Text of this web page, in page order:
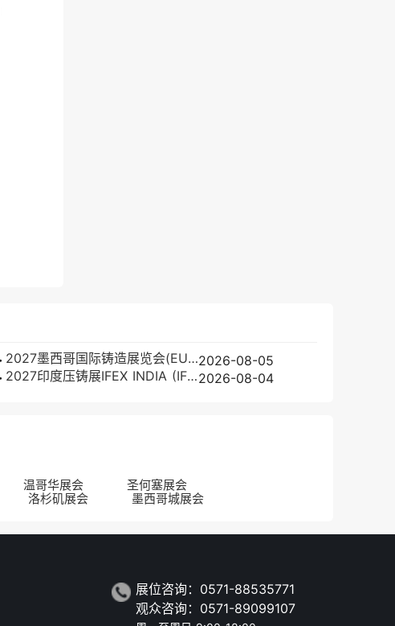
2027墨西哥国际铸造展览会(EUROGUSS Mexico)展位图与展位申请2026-08-05
2027印度压铸展IFEX INDIA (IFEX INDIA)预登记注意事项2026-08-04
温哥华展会
圣何塞展会
洛杉矶展会 墨西哥城展会
展位咨询：0571-88535771
观众咨询：0571-89099107